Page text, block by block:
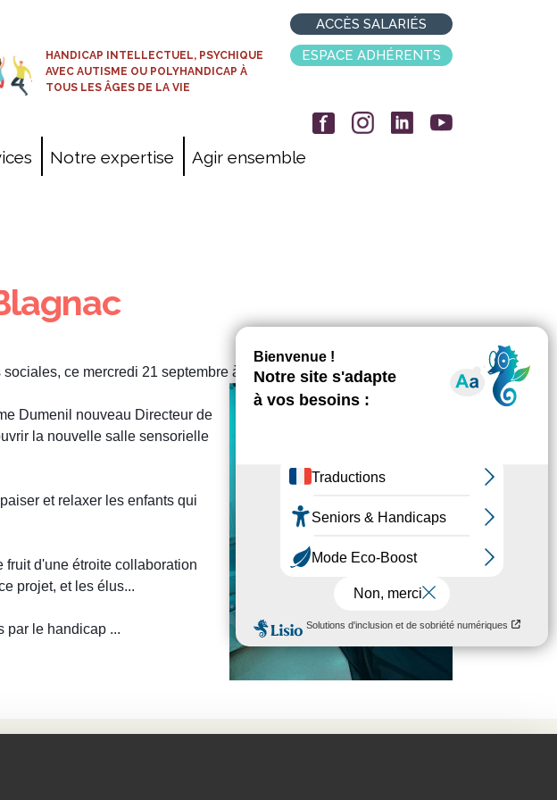
HANDICAP INTELLECTUEL, PSYCHIQUE
AVEC AUTISME OU POLYHANDICAP À
TOUS LES ÂGES DE LA VIE
ACCÈS SALARIÉS
ESPACE ADHÉRENTS
Notre expertise
Agir ensemble
ce mercredi 21 septembre à l'IME de Blagnac.
Dumenil nouveau Directeur de
la nouvelle salle sensorielle
et relaxer les enfants qui
d'une étroite collaboration
projet, et les élus...
par le handicap ...